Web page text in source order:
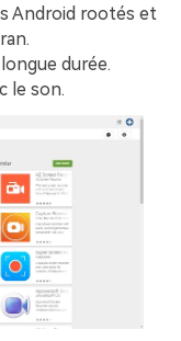
Android rootés et
durée.
le son.